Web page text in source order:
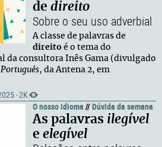
de direito
Sobre o seu uso adverbial
A classe de palavras de
direito é o tema do
da consultora Inês Gama (divulgado
, da Antena 2, em
· 2K
O nosso idioma //Dúvida da semana
As palavras ilegível
e elegível